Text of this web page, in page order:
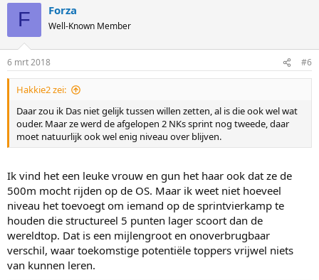
F Forza
Well-Known Member
6 mrt 2018 #6
Hakkie2 zei:
Daar zou ik Das niet gelijk tussen willen zetten, al is die ook wel wat
ouder. Maar ze werd de afgelopen 2 NKs sprint nog tweede, daar
moet natuurlijk ook wel enig niveau over blijven.
Ik vind het een leuke vrouw en gun het haar ook dat ze de
500m mocht rijden op de OS. Maar ik weet niet hoeveel
niveau het toevoegt om iemand op de sprintvierkamp te
houden die structureel 5 punten lager scoort dan de
wereldtop. Dat is een mijlengroot en onoverbrugbaar
verschil, waar toekomstige potentiële toppers vrijwel niets
van kunnen leren.